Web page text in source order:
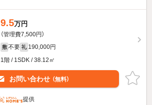
9.5万円
（管理費7,500円）
敷 不要 礼 190,000円
1階 / 1SDK / 38.12㎡
お問い合わせ （無料）
提供